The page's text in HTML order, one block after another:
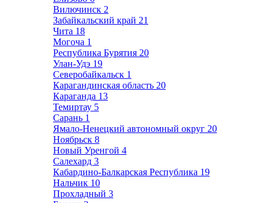
Вилючинск 2
Забайкальский край 21
Чита 18
Могоча 1
Республика Бурятия 20
Улан-Удэ 19
Северобайкальск 1
Карагандинская область 20
Караганда 13
Темиртау 5
Сарань 1
Ямало-Ненецкий автономный округ 20
Ноябрьск 8
Новый Уренгой 4
Салехард 3
Кабардино-Балкарская Республика 19
Нальчик 10
Прохладный 3